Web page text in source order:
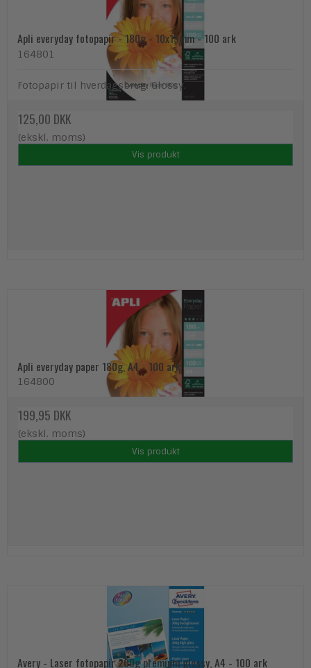
Apli everyday fotopapir - 180g - 10x15mm - 100 ark
164801
Fotopapir til hverdagsbrug. Glossy.
125,00 DKK
(ekskl. moms)
Vis produkt
Apli everyday paper 180g, A4 - 100 ark
164800
199,95 DKK
(ekskl. moms)
Vis produkt
Avery - Laser fotopapir 200g premium glossy, A4 - 100 ark